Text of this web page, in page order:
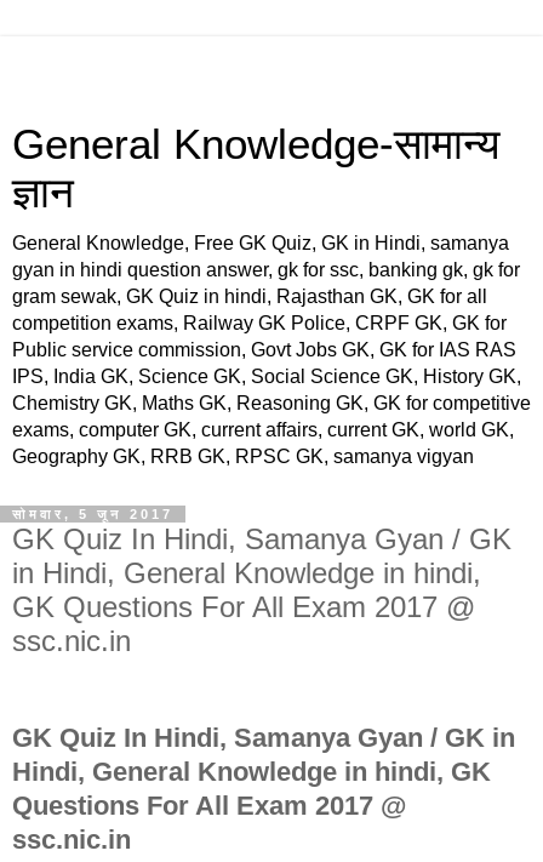
General Knowledge-सामान्य
ज्ञान
General Knowledge, Free GK Quiz, GK in Hindi, samanya
gyan in hindi question answer, gk for ssc, banking gk, gk for
gram sewak, GK Quiz in hindi, Rajasthan GK, GK for all
competition exams, Railway GK Police, CRPF GK, GK for
Public service commission, Govt Jobs GK, GK for IAS RAS
IPS, India GK, Science GK, Social Science GK, History GK,
Chemistry GK, Maths GK, Reasoning GK, GK for competitive
exams, computer GK, current affairs, current GK, world GK,
Geography GK, RRB GK, RPSC GK, samanya vigyan
सोमवार, 5 जून 2017
GK Quiz In Hindi, Samanya Gyan / GK
in Hindi, General Knowledge in hindi,
GK Questions For All Exam 2017 @
ssc.nic.in
GK Quiz In Hindi, Samanya Gyan / GK in
Hindi, General Knowledge in hindi, GK
Questions For All Exam 2017 @
ssc.nic.in